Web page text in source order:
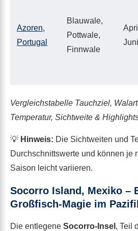
Azoren,
Portugal
Blauwale,
Pottwale,
Finnwale
Juni
Vergleichstabelle Tauchziel,
Temperatur, Sichtweite &
💡 Hinweis: Die Sichtweiten und
Durchschnittswerte und können je
Saison leicht variieren.
Socorro Island, Mexiko –
Großfisch-Magie im
Die entlegene Socorro-Insel , Teil